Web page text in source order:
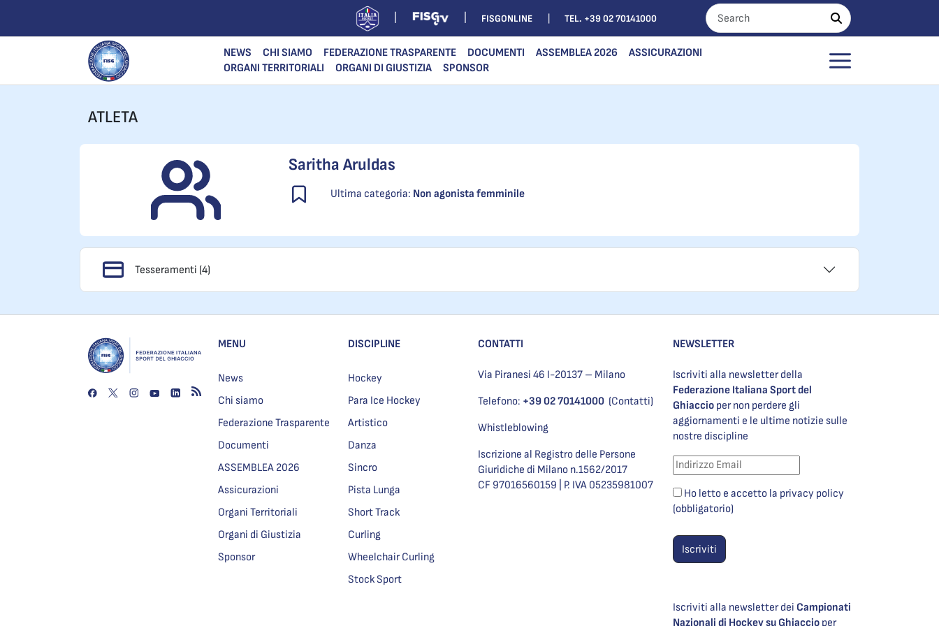
FISGONLINE TEL. +39 02 70141000
NEWS CHI SIAMO FEDERAZIONE TRASPARENTE DOCUMENTI ASSEMBLEA 2026
ASSICURAZIONI
ORGANI TERRITORIALI
ORGANI DI GIUSTIZIA SPONSOR
ATLETA
Saritha Aruldas
Ultima categoria: Non agonista femminile
Tesseramenti (4)
MENU
News
Chi siamo
Federazione Trasparente
Documenti
ASSEMBLEA 2026
Assicurazioni
Organi Territoriali
Organi di Giustizia
Sponsor
DISCIPLINE
Hockey
Para Ice Hockey
Artistico
Danza
Sincro
Pista Lunga
Short Track
Curling
Wheelchair Curling
Stock Sport
CONTATTI
Via Piranesi 46 I-20137 – Milano
Telefono: +39 02 70141000 (Contatti)
Whistleblowing
Iscrizione al Registro delle Persone
Giuridiche di Milano n.1562/2017
CF 97016560159 | P. IVA 05235981007
NEWSLETTER
Iscriviti alla newsletter della
Federazione Italiana Sport del
Ghiaccio per non perdere gli
aggiornamenti e le ultime notizie sulle
nostre discipline
Ho letto e accetto la privacy policy
(obbligatorio)
Iscriviti alla newsletter dei Campionati
Nazionali di Hockey su Ghiaccio per